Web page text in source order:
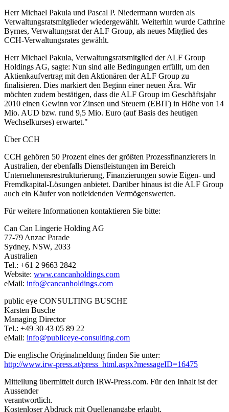
Herr Michael Pakula und Pascal P. Niedermann wurden als
Verwaltungsratsmitglieder wiedergewählt. Weiterhin wurde Cathrine
Byrnes, Verwaltungsrat der ALF Group, als neues Mitglied des
CCH-Verwaltungsrates gewählt.
Herr Michael Pakula, Verwaltungsratsmitglied der ALF Group
Holdings AG, sagte: Nun sind alle Bedingungen erfüllt, um den
Aktienkaufvertrag mit den Aktionären der ALF Group zu
finalisieren. Dies markiert den Beginn einer neuen Ära. Wir
möchten zudem bestätigen, dass die ALF Group im Geschäftsjahr
2010 einen Gewinn vor Zinsen und Steuern (EBIT) in Höhe von 14
Mio. AUD bzw. rund 9,5 Mio. Euro (auf Basis des heutigen
Wechselkurses) erwartet."
Über CCH
CCH gehören 50 Prozent eines der größten Prozessfinanzierers in
Australien, der ebenfalls Dienstleistungen im Bereich
Unternehmensrestrukturierung, Finanzierungen sowie Eigen- und
Fremdkapital-Lösungen anbietet. Darüber hinaus ist die ALF Group
auch ein Käufer von notleidenden Vermögenswerten.
Für weitere Informationen kontaktieren Sie bitte:
Can Can Lingerie Holding AG
77-79 Anzac Parade
Sydney, NSW, 2033
Australien
Tel.: +61 2 9663 2842
Website: www.cancanholdings.com
eMail: info@cancanholdings.com
public eye CONSULTING BUSCHE
Karsten Busche
Managing Director
Tel.: +49 30 43 05 89 22
eMail: info@publiceye-consulting.com
Die englische Originalmeldung finden Sie unter:
http://www.irw-press.at/press_html.aspx?messageID=16475
Mitteilung übermittelt durch IRW-Press.com. Für den Inhalt ist der
Aussender
verantwortlich.
Kostenloser Abdruck mit Quellenangabe erlaubt.